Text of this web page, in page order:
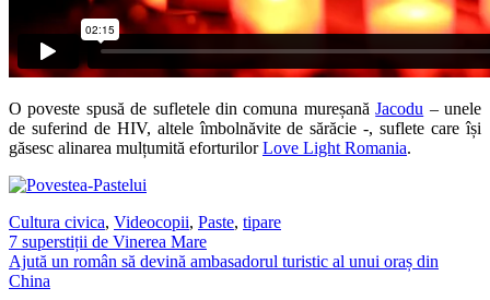
O poveste spusă de sufletele din comuna mureșanăJacodu – unele
de suferind de HIV, altele îmbolnăvite de sărăcie -, suflete care își
găsesc alinarea mulțumită eforturilorLove Light Romania.
Cultura civica, Videocopii, Paste, tipare
Post
navigation
7 superstiții de Vinerea Mare
Ajută un român să devină ambasadorul turistic al unui oraș din
China